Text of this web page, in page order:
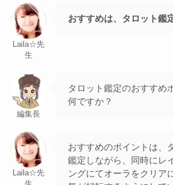
Laila☆先
生
おすすめは、タロット鑑
編集長
タロット鑑定のおすすめ
何ですか？
Laila☆先
おすすめのポイントは、
鑑定しながら、同時にレ
ングにてオーラをクリア